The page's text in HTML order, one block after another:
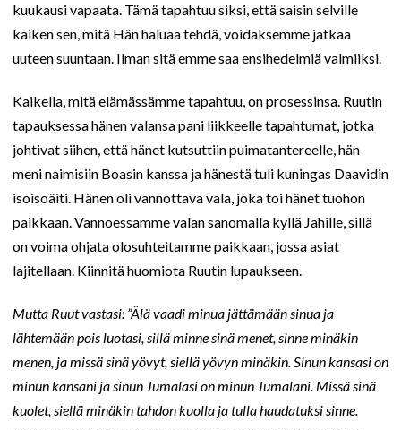
kuukausi vapaata. Tämä tapahtuu siksi, että saisin selville
kaiken sen, mitä Hän haluaa tehdä, voidaksemme jatkaa
uuteen suuntaan. Ilman sitä emme saa ensihedelmiä valmiiksi.
Kaikella, mitä elämässämme tapahtuu, on prosessinsa. Ruutin
tapauksessa hänen valansa pani liikkeelle tapahtumat, jotka
johtivat siihen, että hänet kutsuttiin puimatantereelle, hän
meni naimisiin Boasin kanssa ja hänestä tuli kuningas Daavidin
isoisoäiti. Hänen oli vannottava vala, joka toi hänet tuohon
paikkaan. Vannoessamme valan sanomalla kyllä Jahille, sillä
on voima ohjata olosuhteitamme paikkaan, jossa asiat
lajitellaan. Kiinnitä huomiota Ruutin lupaukseen.
Mutta Ruut vastasi: ”Älä vaadi minua jättämään sinua ja
lähtemään pois luotasi, sillä minne sinä menet, sinne minäkin
menen, ja missä sinä yövyt, siellä yövyn minäkin. Sinun kansasi on
minun kansani ja sinun Jumalasi on minun Jumalani. Missä sinä
kuolet, siellä minäkin tahdon kuolla ja tulla haudatuksi sinne.